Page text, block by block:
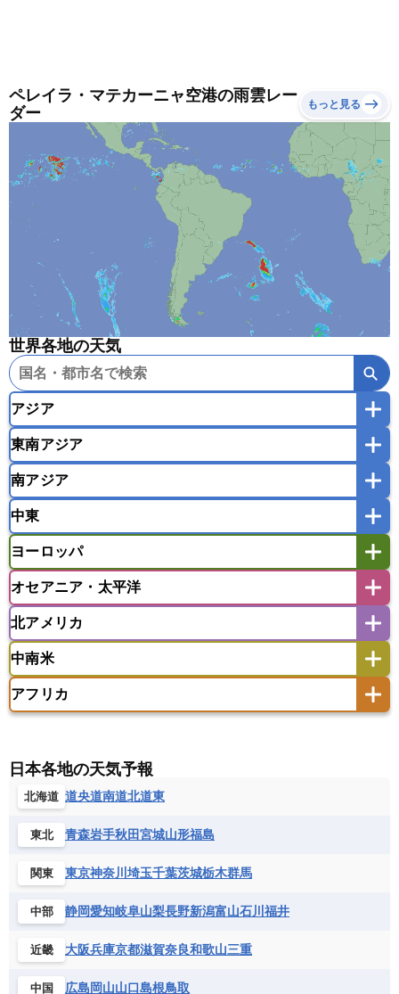
ペレイラ・マテカーニャ空港の雨雲レー
ダー
もっと見る
世界各地の天気
アジア
韓国
モンゴル
東南アジア
インドネシア
マレーシア
ミャンマー
ラオス人民民主共和国
東ティモール民主共和国
南アジア
バングラデシュ
モルディブ
中東
アフガニスタン
イスラエル
ウズベキスタン
オマーン
カザフスタン
カタール
キプロス
キルギス
タジキスタン
バーレーン
ヨルダン レバノン
ヨーロッパ
アイスランド
アゼルバイジャン
イギリス
イタリア
ウクライナ
エストニア
オランダ
オーストリア
ギリシャ
スロバキア
スロベニア共和国
チェコ
デンマーク
フランス
ベルギー
ボスニア・ヘルツェゴビナ
モナコ公国
モルドバ
モンテネグロ
ラトビア
リトアニア
リヒテンシュタイン
オセアニア・太平洋
アメリカ領サモア
サモア独立国
ソロモン諸島
タヒチ
ツバル
トンガ ナウル共和国
ニウエ
バヌアツ
パプアニューギニア
ワリス・フテュナ
北アメリカ
バーミューダ諸島
中南米
アメリカ領バージン諸島
キューバ
グアテマラ
グレナダ
ケイマン諸島
コロンビア
ジャマイカ
セントクリストファー・ネービス
セントビンセント及びグレナディーン諸島
セントルシア
チリ
トリニダード・トバゴ
ドミニカ共和国
ニカラグア共和国
ハイチ共和国
バルバドス
パナマ
アフリカ
エジプト
エスワティニ王国
エリトリア国
カメルーン
ギニアビサウ共和国
ケニア
コンゴ共和国
コンゴ民主共和国
コートジボワール
サントメ・プリンシペ民主共和国
ザンビア共和国
シエラレオネ共和国
ジブチ共和国
ジンバブエ
セントヘレナ諸島
セーシェル
日本各地の天気予報
北海道 道央道南道北道東
東北 青森岩手秋田宮城山形福島
関東 東京神奈川 埼玉千葉茨城栃木群馬
中部 静岡愛知岐阜山梨長野新潟富山石川 福井
近畿 大阪兵庫京都滋賀奈良和歌山三重
中国 広島岡山山口島根鳥取